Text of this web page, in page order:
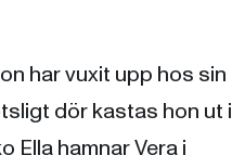
har vuxit upp hos sin
dör kastas hon ut i
Ella hamnar Vera i